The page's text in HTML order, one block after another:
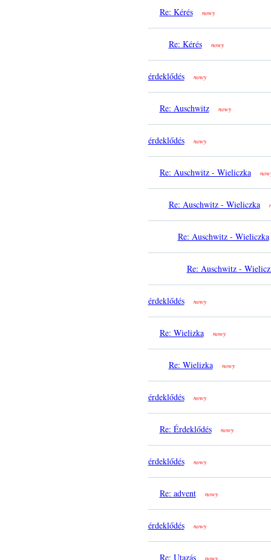
Re: Kérés nowy
Re: Kérés nowy
érdeklődés nowy
Re: Auschwitz nowy
érdeklődés nowy
Re: Auschwitz - Wieliczka
Re: Auschwitz - Wieliczka
Re: Auschwitz - Wieliczka
Re: Auschwitz -
érdeklődés nowy
Re: Wielizka nowy
Re: Wielizka nowy
érdeklődés nowy
Re: Érdeklődés nowy
érdeklődés nowy
Re: advent nowy
érdeklődés nowy
Re: Utazás nowy